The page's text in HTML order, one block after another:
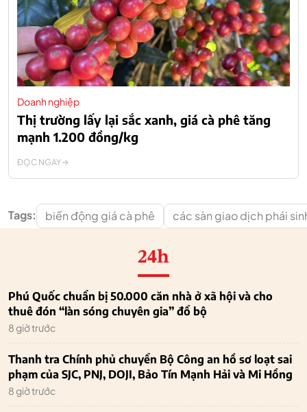
Doanh nghiệp
Thị trường lấy lại sắc xanh, giá cà phê tăng
mạnh 1.200 đồng/kg
ĐỌC NGAY
Tags: biến động giá cà phê các sàn giao dịch phái
24h
Phú Quốc chuẩn bị 50.000 căn nhà ở xã hội và cho
thuê đón “làn sóng chuyên gia” đổ bộ
8 giờ trước
Thanh tra Chính phủ chuyển Bộ Công an hồ sơ loạt sai
phạm của SJC, PNJ, DOJI, Bảo Tín Mạnh Hải và Mi Hồng
8 giờ trước